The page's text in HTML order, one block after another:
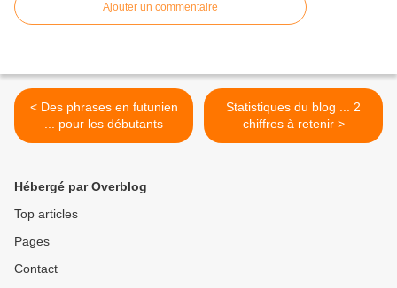
Ajouter un commentaire
< Des phrases en futunien
... pour les débutants
Statistiques du blog ... 2
chiffres à retenir >
Hébergé par Overblog
Top articles
Pages
Contact